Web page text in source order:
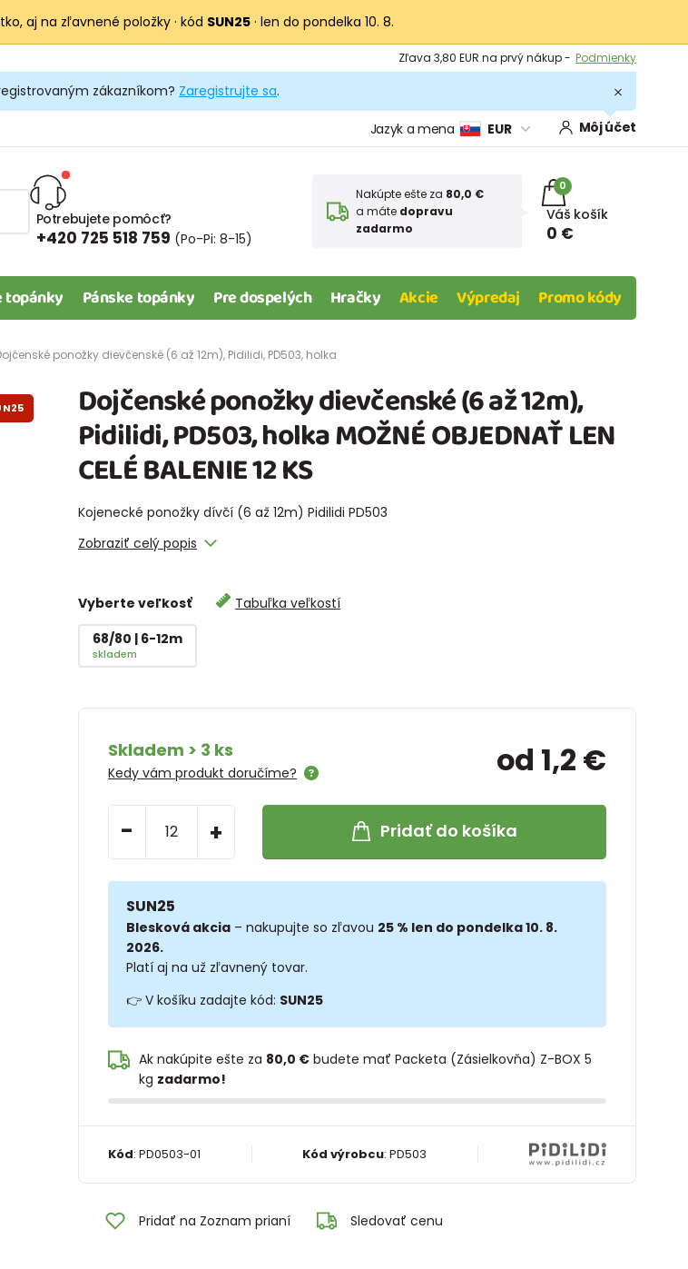
aj na zľavnené položky · kód SUN25 · len do pondelka 10. 8.
Výmena a vrátenie tovaru - Zobraziť
Podmienky
zákazníkom? Zaregistrujte sa.
Jazyk a mena EUR Môj účet
Potrebujete pomôcť?
+420 725 518 759 (Po-Pi: 8-15)
Nakúpte ešte za 80,0 €
a máte dopravu
zadarmo
0
Váš košík
0 €
topánky Pánske topánky Pre dospelých Hračky Akcie Výpredaj Promo kódy
ponožky dievčenské (6 až 12m), Pidilidi, PD503, holka
Dojčenské ponožky dievčenské (6 až 12m),
Pidilidi, PD503, holka MOŽNÉ OBJEDNAŤ LEN
CELÉ BALENIE 12 KS
Kojenecké ponožky dívčí (6 až 12m) Pidilidi PD503
Zobraziť celý popis
Vyberte veľkosť
Tabuľka veľkostí
68/80 | 6-12m
skladem
Skladem > 3 ks
Kedy vám produkt doručíme? od 1,2 €
- + Pridať do košíka
SUN25
Blesková akcia– nakupujte so zľavou 25 % len do pondelka 10. 8.
2026.
Platí aj na už zľavnený tovar.
👉 V košíku zadajte kód: SUN25
Ak nakúpite ešte za 80,0 €budete mať Packeta (Zásielkovňa) Z-BOX 5
kg zadarmo!
Kód: PD0503-01 Kód výrobcu:PD503
Pridať na Zoznam prianí Sledovať cenu